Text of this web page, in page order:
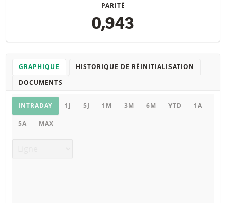
PARITÉ
0,943
GRAPHIQUE
HISTORIQUE DE RÉINITIALISATION
DOCUMENTS
Graphique
INTRADAY 1J 5J 1M 3M 6M YTD 1A
5A MAX